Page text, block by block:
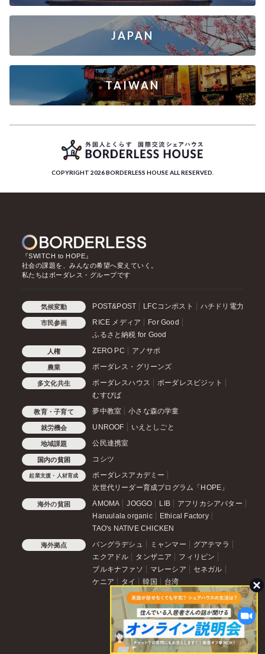
JAPAN
TAIWAN
COPYRIGHT 2026 BORDERLESS HOUSE ALL RESERVED.
『SWITCH to HOPE』
社会の課題を、みんなの希望へ変えていく。
私たちはボーダレス・グループです
気候変動 POST&POST LFCコンポスト ハチドリ電力
市民参画 RICE メディア
For Good
ふるさと納税 for Good
人権 ZERO PC アノサポ
農業 ボーダレス・グリーンズ
多文化共生 ボーダレスハウス
ボーダレスビジット
むすびば
教育・子育て 夢中教室 小さな森の学童
就労機会 UNROOF いえとしごと
地域課題 公民連携室
国内の貧困 コシツ
起業支援・人材育成
ボーダレスアカデミー
次世代リーダー育成プログラム「HOPE」
海外の貧困 AMOMA JOGGO LIB
アフリカシアバター
Haruulala organic
Ethical Factory
TAO's NATIVE CHICKEN
海外拠点 バングラデシュ ミャンマー
グアテマラ
エクアドル
タンザニア
フィリピン
ブルキナファソ
マレーシア
セネガル
ケニア
タイ 韓国 台湾